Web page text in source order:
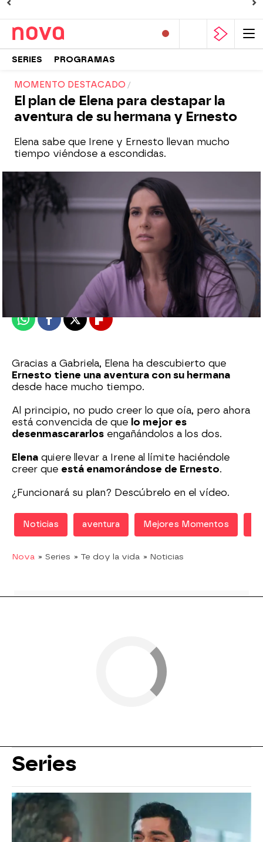
SERIES PROGRAMAS
MOMENTO DESTACADO
El plan de Elena para destapar la
aventura de su hermana y Ernesto
Elena sabe que Irene y Ernesto llevan mucho
tiempo viéndose a escondidas.
11 de enero de 2021, 20:01
WhatsappFacebook
X Flipboard
Gracias a Gabriela, Elena ha descubierto que
Ernesto tiene una aventura con su hermana
desde hace mucho tiempo.
Al principio, no pudo creer lo que oía, pero ahora
está convencida de que lo mejor es
desenmascararlos engañándolos a los dos.
Elena quiere llevar a Irene al límite haciéndole
creer que está enamorándose de Ernesto.
¿Funcionará su plan? Descúbrelo en el vídeo.
Noticias aventura Mejores Momentos
Nova » Series » Te doy la vida » Noticias
Series